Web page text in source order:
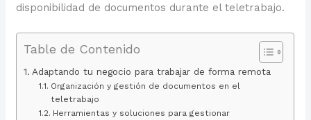
disponibilidad de documentos durante el teletrabajo.
Table de Contenido
Adaptando tu negocio para trabajar de forma remota
Organización y gestión de documentos en el
teletrabajo
Herramientas y soluciones para gestionar